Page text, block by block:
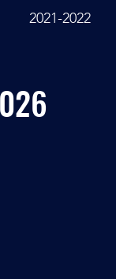
2021-2022